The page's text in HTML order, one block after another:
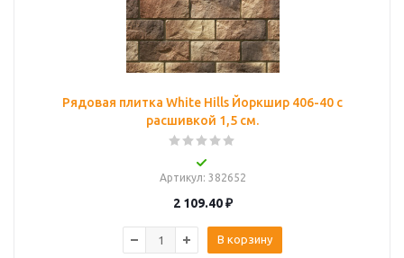
Рядовая плитка White Hills Йоркшир 406-40 с
расшивкой 1,5 см.
Артикул: 382652
2 109.40₽
В корзину